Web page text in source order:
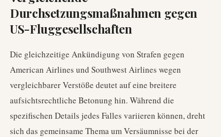
Durchsetzungsmaßnahmen gegen
US-Fluggesellschaften
Die gleichzeitige Ankündigung von Strafen gegen
American Airlines und Southwest Airlines wegen
vergleichbarer Verstöße deutet auf eine breitere
aufsichtsrechtliche Betonung hin. Während die
spezifischen Details jedes Falles variieren können, dreht
sich das gemeinsame Thema um Versäumnisse bei der